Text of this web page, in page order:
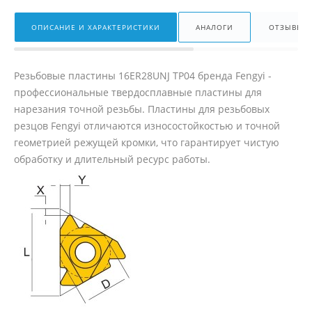
ОПИСАНИЕ И ХАРАКТЕРИСТИКИ АНАЛОГИ ОТЗЫВЫ
Резьбовые пластины 16ER28UNJ TP04 бренда Fengyi -
профессиональные твердосплавные пластины для
нарезания точной резьбы. Пластины для резьбовых
резцов Fengyi отличаются износостойкостью и точной
геометрией режущей кромки, что гарантирует чистую
обработку и длительный ресурс работы.